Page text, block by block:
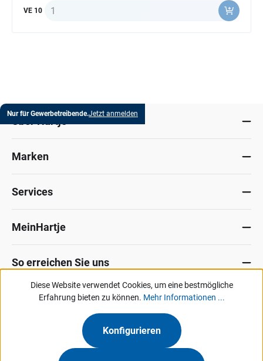
VE 10 Anzahl
Nur für Gewerbetreibende.Jetzt anmelden
Marken
Services
MeinHartje
So erreichen Sie uns
Datenschutz ImpressumAllg. Verkaufsbedingungen
KontaktHinweisgeber-Portal
Unsere Angebote & Services richten sich ausschließlich an Industrie, Handel,
Diese Website verwendet Cookies, um eine bestmögliche
Erfahrung bieten zu können. Mehr Informationen ...
Konfigurieren